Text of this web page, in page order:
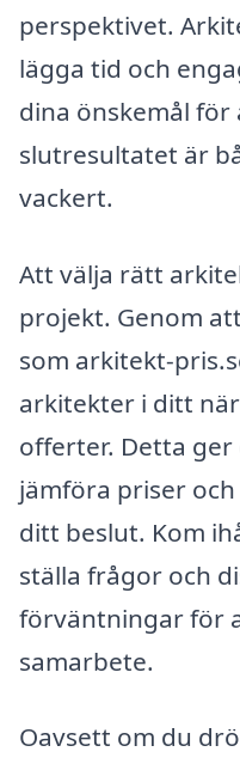
perspektivet.
lägga tid och
dina önskemål
slutresultatet är
vackert.
Att välja rätt
projekt. Genom
som arkitekt-
arkitekter i ditt
offerter. Detta
jämföra priser
ditt beslut. Kom
ställa frågor och
förväntningar för
samarbete.
Oavsett om du